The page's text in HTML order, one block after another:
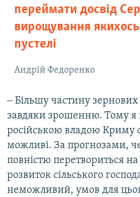
переймати досвід
вирощування
пустелі
Андрій Федоренко
‒ Більшу частину
завдяки зрошенню. Тому я
російською владою Криму
можливі. За прогнозами,
повністю перетвориться
розвиток сільського
неможливий, умов для